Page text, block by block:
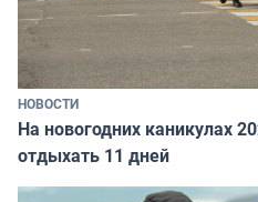
НОВОСТИ
На новогодних каникулах
отдыхать 11 дней